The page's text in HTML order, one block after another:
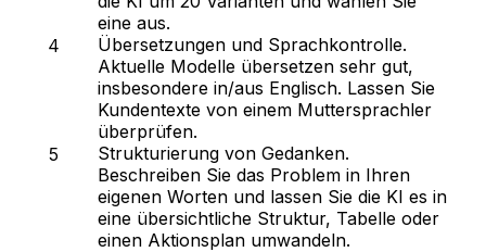
eine aus.
Übersetzungen und Sprachkontrolle.
Aktuelle Modelle übersetzen sehr gut,
insbesondere in/aus Englisch. Lassen Sie
Kundentexte von einem Muttersprachler
überprüfen.
Strukturierung von Gedanken.
Beschreiben Sie das Problem in Ihren
eigenen Worten und lassen Sie die KI es in
eine übersichtliche Struktur, Tabelle oder
einen Aktionsplan umwandeln.